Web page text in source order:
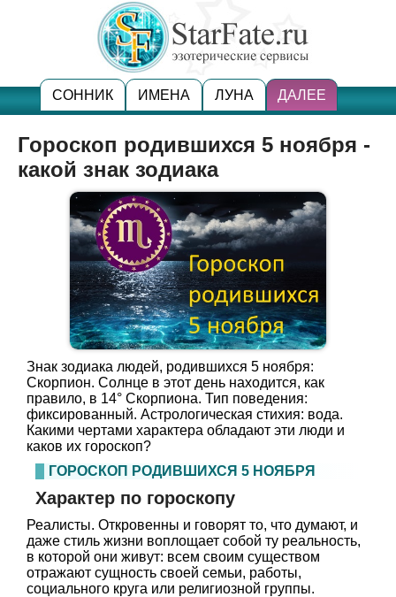
СОННИК ИМЕНА ЛУНА ДАЛЕЕ
Гороскоп родившихся 5 ноября -
какой знак зодиака
Знак зодиака людей, родившихся 5 ноября:
Скорпион. Солнце в этот день находится, как
правило, в 14° Скорпиона. Тип поведения:
фиксированный. Астрологическая стихия: вода.
Какими чертами характера обладают эти люди и
каков их гороскоп?
ГОРОСКОП РОДИВШИХСЯ 5 НОЯБРЯ
Характер по гороскопу
Реалисты. Откровенны и говорят то, что думают, и
даже стиль жизни воплощает собой ту реальность,
в которой они живут: всем своим существом
отражают сущность своей семьи, работы,
социального круга или религиозной группы.